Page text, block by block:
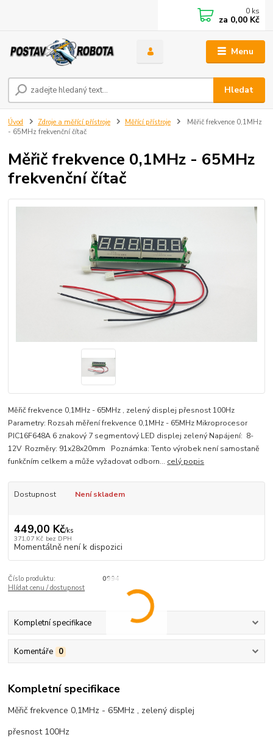
Menu
Hledat
0 ks
za 0,00 Kč
Úvod Zdroje a měřící přístroje Měřící přístroje
Měřič frekvence 0,1MHz
- 65MHz frekvenční čítač
Měřič frekvence 0,1MHz - 65MHz
frekvenční čítač
Měřič frekvence 0,1MHz - 65MHz , zelený displej přesnost 100Hz
Parametry: Rozsah měření frekvence 0,1MHz - 65MHz Mikroprocesor
PIC16F648A 6 znakový 7 segmentový LED displej zelený Napájení: 8-
12V Rozměry: 91x28x20mm Poznámka: Tento výrobek není samostaně
funkčním celkem a může vyžadovat odborn... celý popis
Dostupnost Není skladem
449,00 Kč/ks
371,07 Kč bez DPH
Momentálně není k dispozici
Číslo produktu:
0994
Hlídat cenu / dostupnost
Kompletní specifikace
Komentáře 0
Kompletní specifikace
Měřič frekvence 0,1MHz - 65MHz , zelený displej
přesnost 100Hz